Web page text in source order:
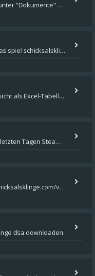
Wenn das Speil installiert ist, müsste unter "Dokumente" auf Deinem Rechner ein Verzeichnis "blade of destiny" sein. Dar
wollte fragen wie kann ich mods für das spiel schicksalsklinge in das spieleverzeichnis kopieren und in welches
Und hier das Gesamtpaket plus Übersicht als Excel-Tabelle: https://forum.schicksalsklinge.com/viewtopic.php?f=239&t=156
Die zwölfe zum Gruß! Ich habe in den letzten Tagen Steam auf meinem Desktop PC mit Windows 11 installiert und über Steam
Probiere es mal hier: https://forum.schicksalsklinge.com/viewtopic.php?f=239&t=15661
dsa downloaden